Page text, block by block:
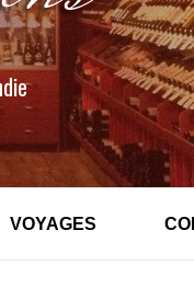
VOYAGES